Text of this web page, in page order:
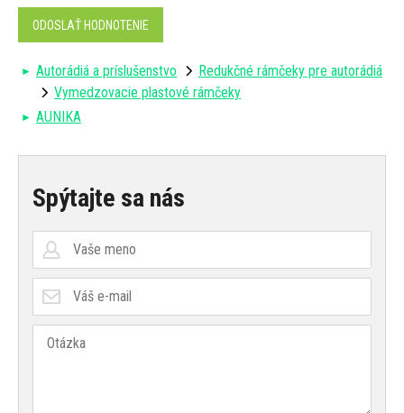
ODOSLAŤ HODNOTENIE
Autorádiá a príslušenstvo
Redukčné rámčeky pre autorádiá
Vymedzovacie plastové rámčeky
AUNIKA
Spýtajte sa nás